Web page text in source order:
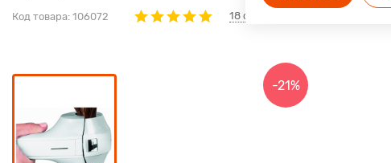
Код товара: 106072 18 отзывов
-21%